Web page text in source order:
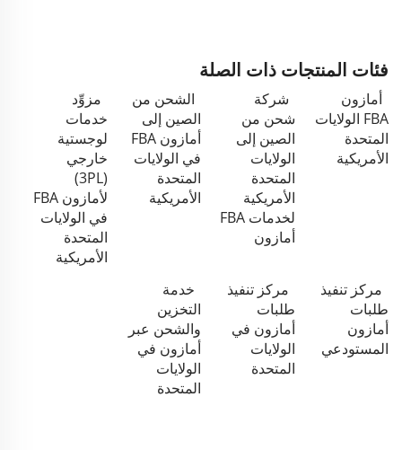
فئات المنتجات ذات الصلة
أمازون
FBA الولايات
المتحدة
الأمريكية
شركة
شحن من
الصين إلى
الولايات
المتحدة
الأمريكية
لخدمات FBA
أمازون
الشحن من
الصين إلى
أمازون FBA
في الولايات
المتحدة
الأمريكية
مزوِّد
خدمات
لوجستية
خارجي
(3PL)
لأمازون FBA
في الولايات
المتحدة
الأمريكية
مركز تنفيذ
طلبات
أمازون
المستودعي
مركز تنفيذ
طلبات
أمازون في
الولايات
المتحدة
خدمة
التخزين
والشحن عبر
أمازون في
الولايات
المتحدة